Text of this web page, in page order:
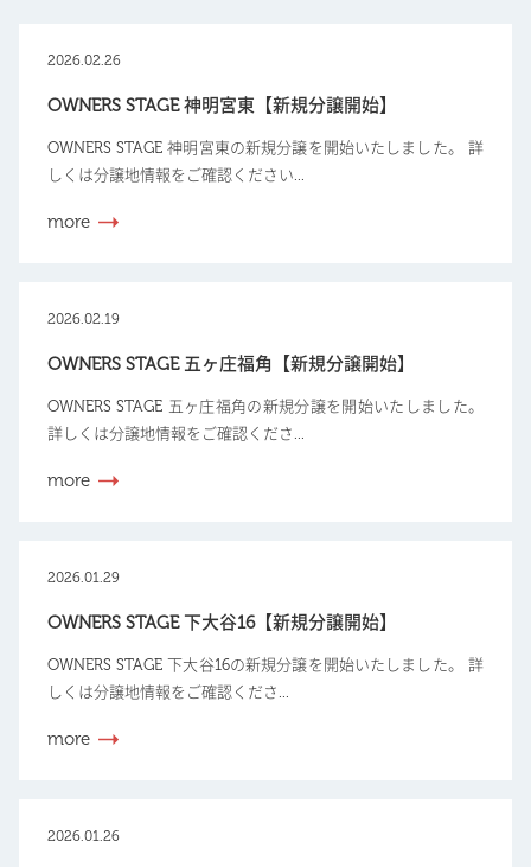
2026.02.26
OWNERS STAGE 神明宮東【新規分譲開始】
OWNERS STAGE 神明宮東の新規分譲を開始いたしました。 詳
しくは分譲地情報をご確認ください...
more
2026.02.19
OWNERS STAGE 五ヶ庄福角【新規分譲開始】
OWNERS STAGE 五ヶ庄福角の新規分譲を開始いたしました。
詳しくは分譲地情報をご確認くださ...
more
2026.01.29
OWNERS STAGE 下大谷16【新規分譲開始】
OWNERS STAGE 下大谷16の新規分譲を開始いたしました。 詳
しくは分譲地情報をご確認くださ...
more
2026.01.26